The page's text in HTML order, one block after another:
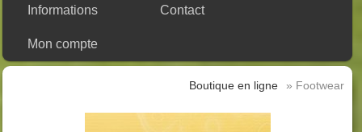
Informations Contact
Mon compte
Boutique en ligne » Footwear